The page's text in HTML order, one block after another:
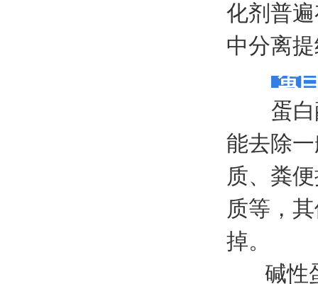
化剂普
中分离
蛋
蛋白酶
能去除
质、粪
质等，
掉。
碱性蛋